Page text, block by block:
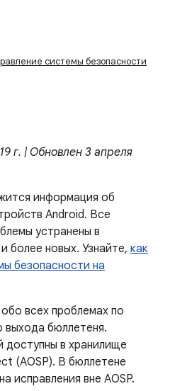
системы безопасности
г. | Обновлен 3 апреля
информация об
Android. Все
устранены в
более новых. Узнайте, как
безопасности на
всех проблемах по
выхода бюллетеня.
доступны в хранилище
(AOSP). В бюллетене
исправления вне AOSP.